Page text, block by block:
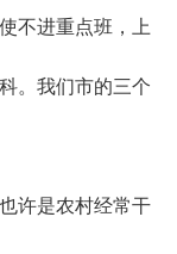
不进重点班，上
。我们市的三个
许是农村经常干